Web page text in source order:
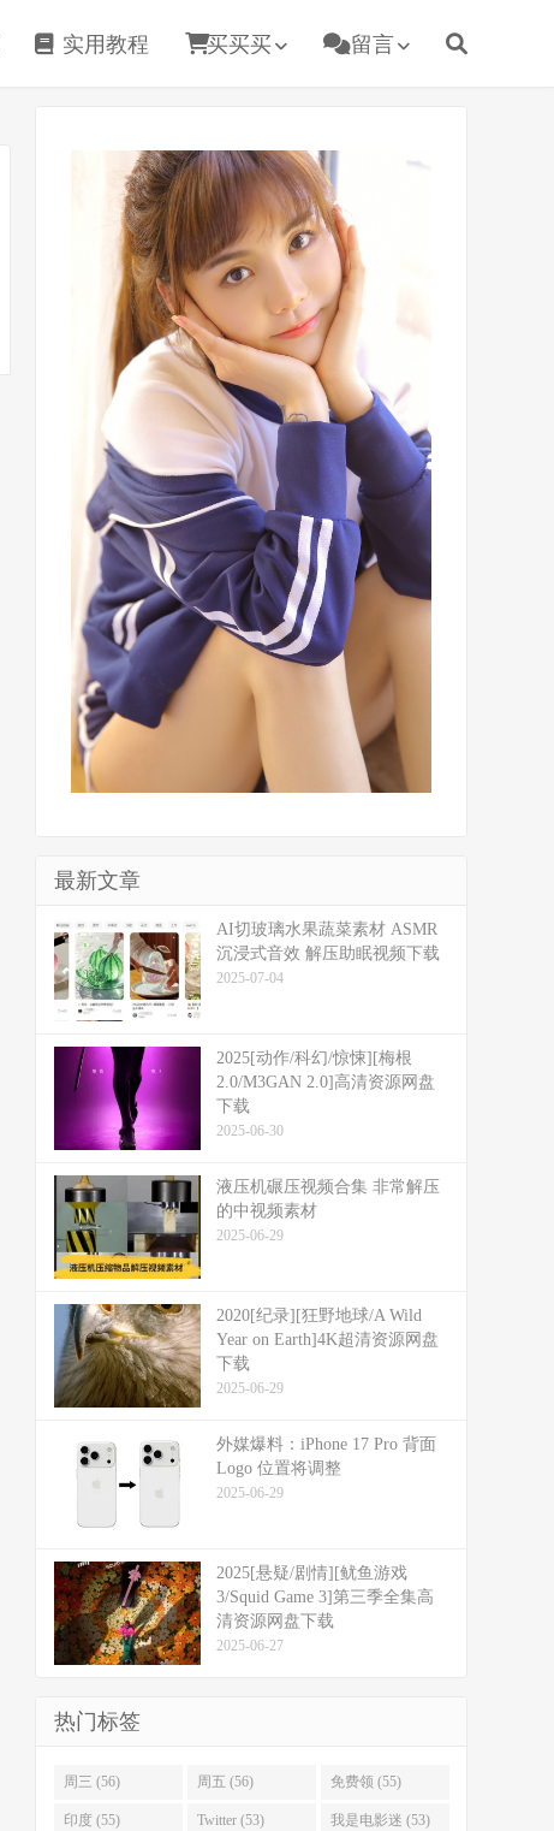
实用教程 买买买 留言
最新文章
​​AI切玻璃水果蔬菜素材 ASMR
沉浸式音效 解压助眠视频下载
2025-07-04
2025[动作/科幻/惊悚][梅根
2.0/M3GAN 2.0]高清资源网盘
下载
2025-06-30
液压机碾压视频合集 非常解压
的中视频素材
2025-06-29
2020[纪录][狂野地球/A Wild
Year on Earth]4K超清资源网盘
下载
2025-06-29
外媒爆料：​​iPhone 17 Pro 背面
Logo 位置将调整​​
2025-06-29
2025[悬疑/剧情][鱿鱼游戏
3/Squid Game 3]第三季全集高
清资源网盘下载
2025-06-27
热门标签
周三 (56) 周五 (56) 免费领 (55)
印度 (55) Twitter (53) 我是电影迷 (53)